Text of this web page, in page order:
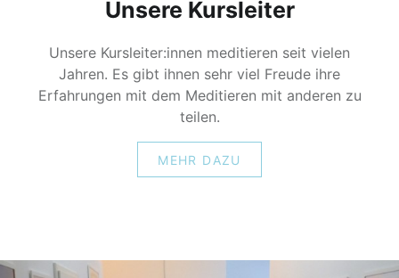
Unsere Kursleiter
Unsere Kursleiter:innen meditieren seit vielen
Jahren. Es gibt ihnen sehr viel Freude ihre
Erfahrungen mit dem Meditieren mit anderen zu
teilen.
MEHR DAZU